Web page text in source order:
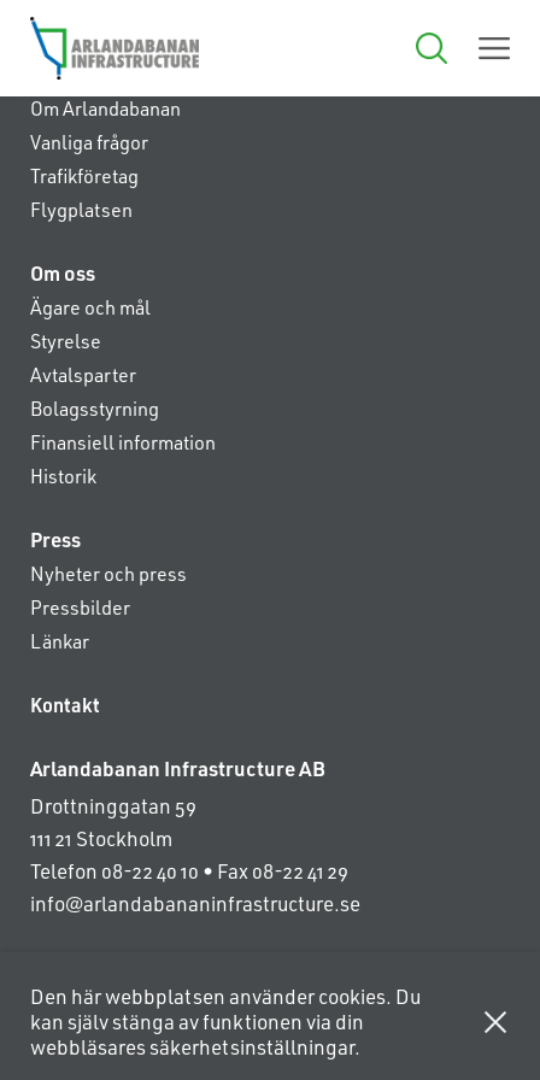
Anläggningen
Om Arlandabanan
Vanliga frågor
Trafikföretag
Flygplatsen
Om oss
Ägare och mål
Styrelse
Avtalsparter
Bolagsstyrning
Finansiell information
Historik
Press
Nyheter och press
Pressbilder
Länkar
Kontakt
Arlandabanan Infrastructure AB
Drottninggatan 59
111 21 Stockholm
Telefon 08-22 40 10 • Fax 08-22 41 29
info@arlandabananinfrastructure.se
Den här webbplatsen använder cookies. Du
kan själv stänga av funktionen via din
webbläsares säkerhetsinställningar.